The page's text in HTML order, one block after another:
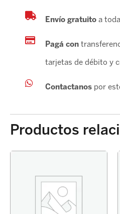
Envío gratuitoa
Pagá con
tarjetas de débito y
Contactanospor
Productos